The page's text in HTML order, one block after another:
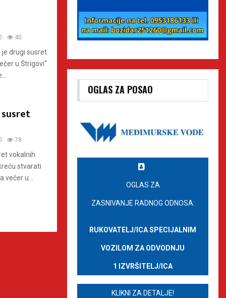
40
je drugi susret
u Štrigovi“
78
vokalnih
stvarati
u...
OGLAS ZA POSAO
OGLAS ZA
ZASNIVANJE RADNOG ODNOSA:
RUKOVATELJ/ICA SPECIJALNIM
VOZILOM ZA ODVODNJU
1 IZVRŠITELJ/ICA
KLIKNI ZA DETALJE!